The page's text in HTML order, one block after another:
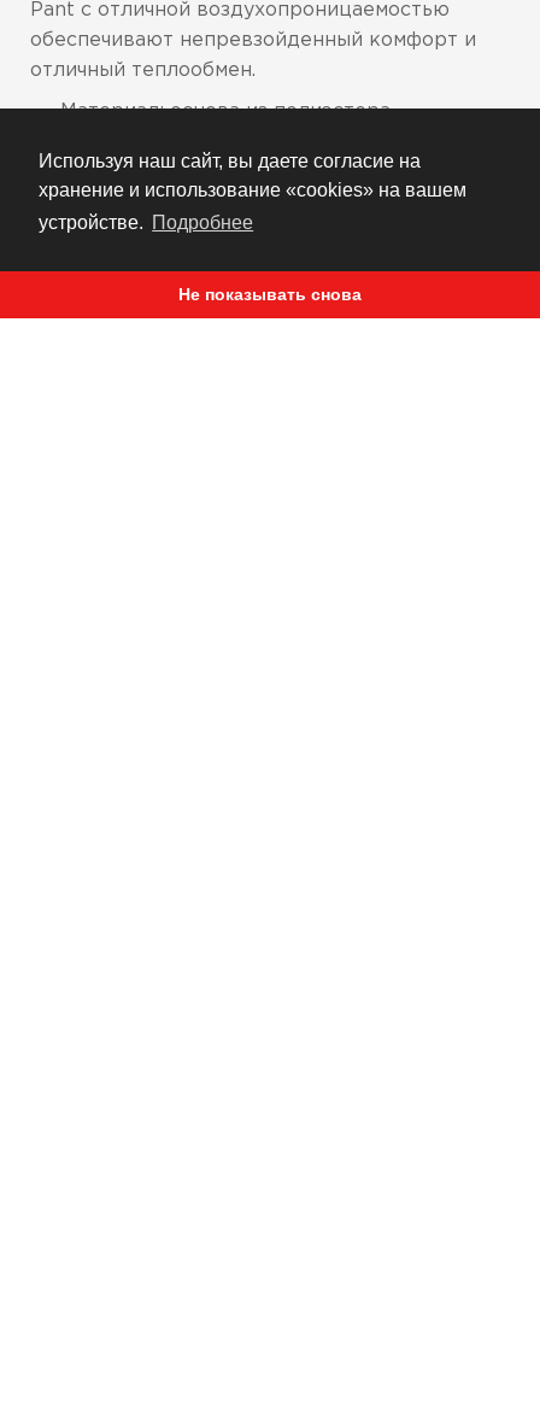
Используя наш сайт, вы даете согласие на
хранение и использование «cookies» на вашем
устройстве. Подробнее
Не показывать снова
Pant с отличной воздухопроницаемостью
обеспечивают непревзойденный комфорт и
отличный теплообмен.
Материал: основа из полиэстера,
и полную свободу движений
удаляет влагу с поверхности кожи
Мягкая эластичная полоса на поясе и
простая обработка нижнего среза штанин
для комфорта